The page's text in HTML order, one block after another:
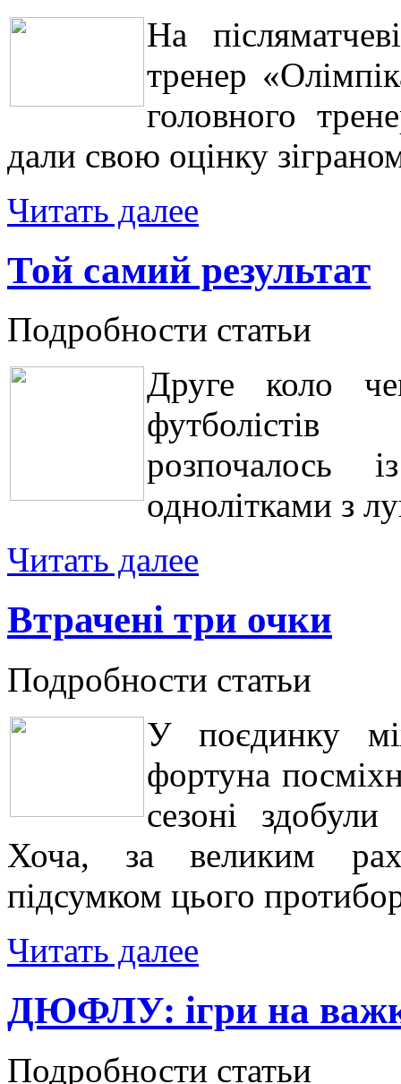
На
тренер
головного
дали свою оцінку
Читать далее
Той самий результат
Подробности статьи
Друге коло
розпочалось
однолітками з
Читать далее
Втрачені три очки
Подробности статьи
У поєдинку
фортуна
сезоні
Хоча, за великим
підсумком цього
Читать далее
ДЮФЛУ: ігри на
Подробности статьи